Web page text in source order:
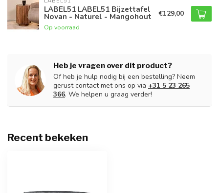
LABEL51 LABEL51 Bijzettafel
Novan - Naturel - Mangohout
Op voorraad
€129,00
Heb je vragen over dit product?
Of heb je hulp nodig bij een bestelling? Neem
gerust contact met ons op via +31 5 23 265
366. We helpen u graag verder!
Recent bekeken